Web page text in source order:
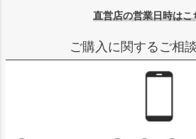
直営店の営業日時は
ご購入に関するご相